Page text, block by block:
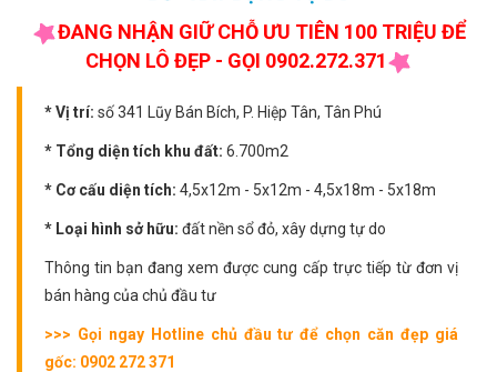
ĐANG NHẬN GIỮ CHỖ ƯU TIÊN 100 TRIỆU ĐỂ
CHỌN LÔ ĐẸP - GỌI 0902.272.371
* Vị trí: số 341 Lũy Bán Bích, P. Hiệp Tân, Tân Phú
* Tổng diện tích khu đất: 6.700m2
* Cơ cấu diện tích: 4,5x12m - 5x12m - 4,5x18m - 5x18m
* Loại hình sở hữu: đất nền sổ đỏ, xây dựng tự do
Thông tin bạn đang xem được cung cấp trực tiếp từ đơn vị
bán hàng của chủ đầu tư
>>> Gọi ngay Hotline chủ đầu tư để chọn căn đẹp giá
gốc: 0902 272 371